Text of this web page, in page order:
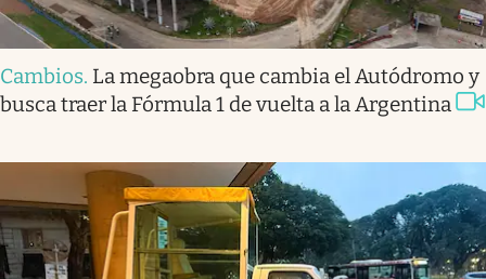
Cambios. La megaobra que cambia el Autódromo y
busca traer la Fórmula 1 de vuelta a la Argentina